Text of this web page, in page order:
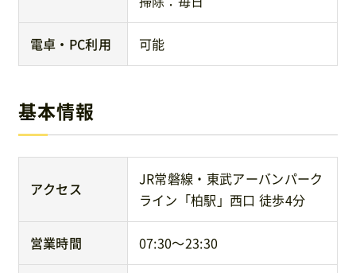
電卓・PC利用 可能
基本情報
アクセス
JR常磐線・東武アーバンパーク
ライン「柏駅」西口 徒歩4分
営業時間 07:30〜23:30